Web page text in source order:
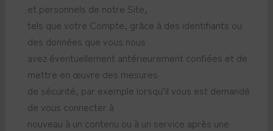
et personnels de notre Site,
tels que votre Compte, grâce à des identifiants ou
des données que vous nous
avez éventuellement antérieurement confiées et de
mettre en œuvre des mesures
de sécurité, par exemple lorsqu’il vous est demandé
de vous connecter à
nouveau à un contenu ou à un service après une